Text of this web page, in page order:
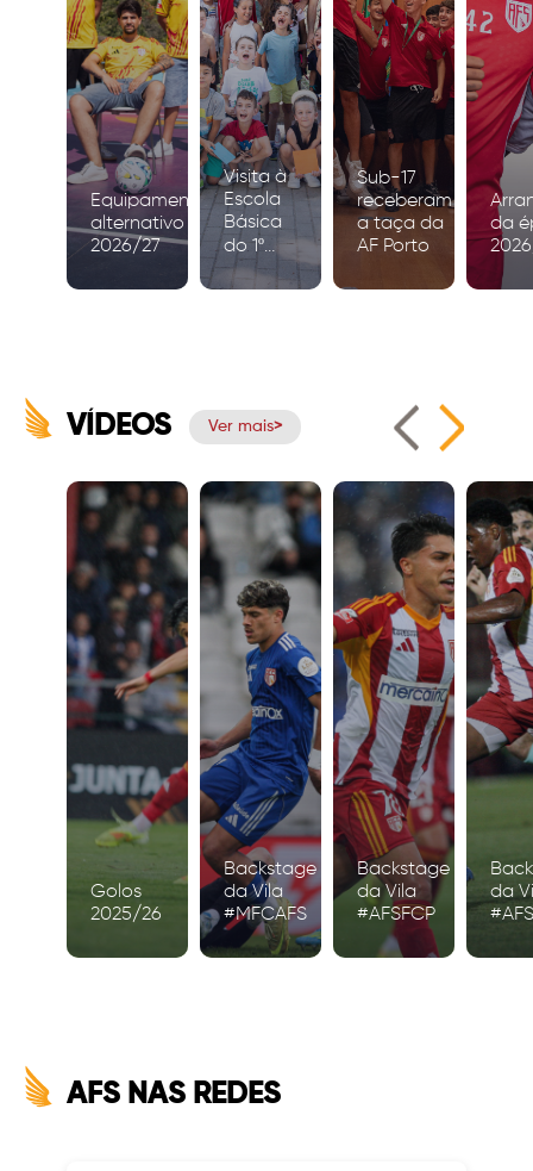
Equipamento
alternativo
2026/27
Visita à
Escola
Básica
do 1º
Ciclo de
Igreja
Sub-17
receberam
a taça da
AF Porto
da
VÍDEOS Ver mais
Golos
2025/26
Backstage
da Vila
#MFCAFS
Backstage
da Vila
#AFSFCP
da
AFS NAS REDES